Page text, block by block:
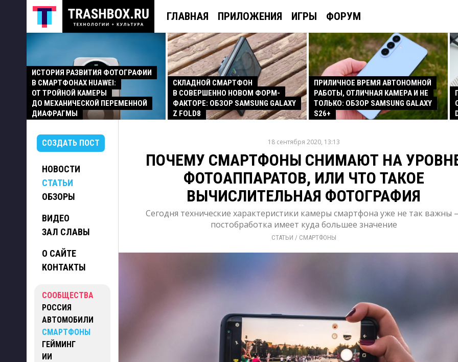
ГЛАВНАЯ ПРИЛОЖЕНИЯ ИГРЫ ФОРУМ
ИСТОРИЯ РАЗВИТИЯ ФОТОГРАФИИ
В СМАРТФОНАХ HUAWEI:
ОТ ТРОЙНОЙ КАМЕРЫ
ДО МЕХАНИЧЕСКОЙ ПЕРЕМЕННОЙ
ДИАФРАГМЫ
СКЛАДНОЙ СМАРТФОН
В СОВЕРШЕННО НОВОМ ФОРМ-
ФАКТОРЕ: ОБЗОР SAMSUNG GALAXY
Z FOLD8
ПРИЛИЧНОЕ ВРЕМЯ АВТОНОМНОЙ
РАБОТЫ, ОТЛИЧНАЯ КАМЕРА И НЕ
ТОЛЬКО: ОБЗОР SAMSUNG GALAXY
S26+
СОЗДАТЬ ПОСТ
НОВОСТИ
СТАТЬИ
ОБЗОРЫ
ВИДЕО
ЗАЛ СЛАВЫ
О САЙТЕ
КОНТАКТЫ
СООБЩЕСТВА
РОССИЯ
АВТОМОБИЛИ
СМАРТФОНЫ
ГЕЙМИНГ
ИИ
18 сентября 2020, 13:13
ПОЧЕМУ СМАРТФОНЫ СНИМАЮТ НА
ФОТОАППАРАТОВ, ИЛИ ЧТО ТАКОЕ
ВЫЧИСЛИТЕЛЬНАЯ ФОТОГРАФИЯ
Сегодня технические характеристики камеры смартфона уже не так важны
постобработка имеет куда большее значение
СТАТЬИ / СМАРТФОНЫ